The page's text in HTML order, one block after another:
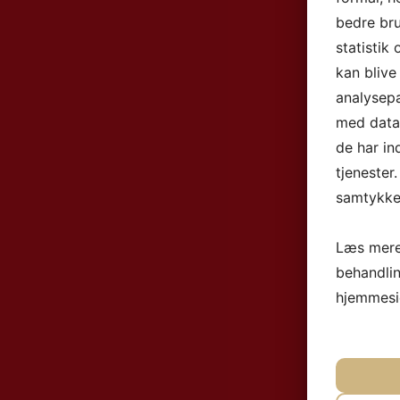
bedre
statistik
kan
med
de har
Læs